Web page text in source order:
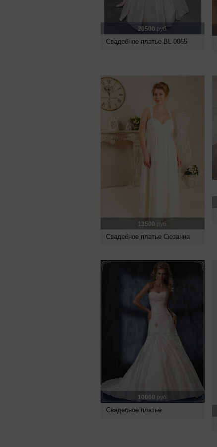
20500 руб.
Свадебное платье BL-0065
13500 руб.
Свадебное платье Сюзанна
10000 руб.
Свадебное платье